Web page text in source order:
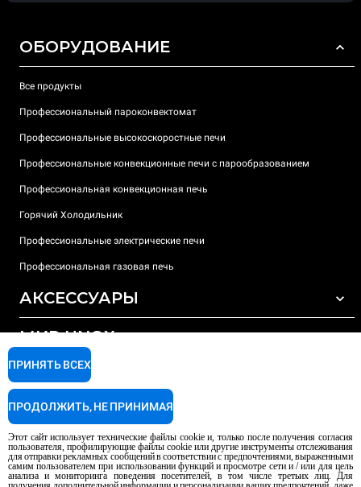
ОБОРУДОВАНИЕ
Все продукты
Профессиональный пароконвектомат
Профессиональные высокоскоростные печи
Профессиональные конвекционные печи с парообразованием
Профессиональная конвекционная печь
Горячий Холодильник
Профессиональные электрические печи
Профессиональная газовая печь
АКСЕССУАРЫ
Моющие средства для автоматической мойки
Моющие средства для мойки вручную
Ионообменный фильтр
Система обратного осмоса
МИР UNOX
Наши офисы по всему миру
ПОДДЕРЖКА
Гарантия Unox
Найти дилеров
Найти сервисные центры
AI Content Disclaimer
Privacy policy Cookie policy
Этот сайт использует технические файлы cookie и, только после получения согласия
пользователя, профилирующие файлы cookie или другие инструменты отслеживания
для отправки рекламных сообщений в соответствии с предпочтениями, выраженными
самим пользователем при использовании функций и просмотре сети и / или для цель
анализа и мониторинга поведения посетителей, в том числе третьих лиц. Для
ПРИНЯТЬ ВСЕХ
ПРОДОЛЖИТЬ, НЕ ПРИНИМАЯ